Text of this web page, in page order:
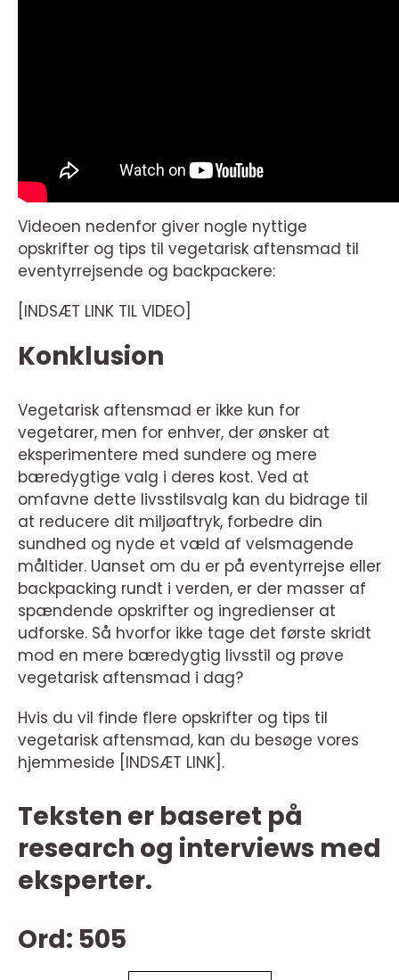
Videoen nedenfor giver nogle nyttige
opskrifter og tips til vegetarisk aftensmad til
eventyrrejsende og backpackere:
[INDSÆT LINK TIL VIDEO]
Konklusion
Vegetarisk aftensmad er ikke kun for
vegetarer, men for enhver, der ønsker at
eksperimentere med sundere og mere
bæredygtige valg i deres kost. Ved at
omfavne dette livsstilsvalg kan du bidrage til
at reducere dit miljøaftryk, forbedre din
sundhed og nyde et væld af velsmagende
måltider. Uanset om du er på eventyrrejse eller
backpacking rundt i verden, er der masser af
spændende opskrifter og ingredienser at
udforske. Så hvorfor ikke tage det første skridt
mod en mere bæredygtig livsstil og prøve
vegetarisk aftensmad i dag?
Hvis du vil finde flere opskrifter og tips til
vegetarisk aftensmad, kan du besøge vores
hjemmeside [INDSÆT LINK].
Teksten er baseret på
research og interviews med
eksperter.
Ord: 505